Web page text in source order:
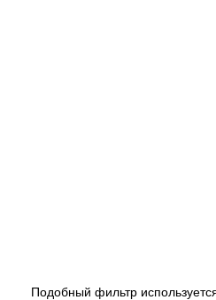
Подобный фильтр